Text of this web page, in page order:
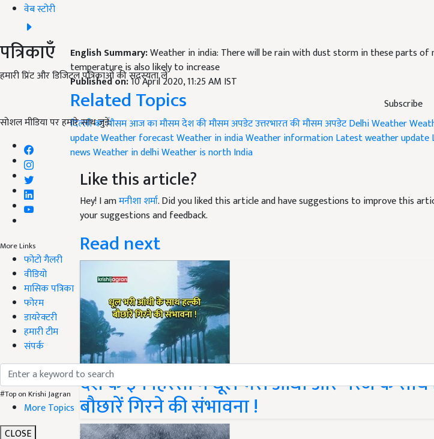
वेब स्टोरी
पत्रिकाएँ
हमारी प्रिंट और डिजिटल पत्रिकाओं की सदस्यता लें
Subscribe
सोशल मीडिया पर हमारे साथ जुड़ें:
More Links
फोटो गैलरी
वीडियो
मासिक पत्रिका
फोरम
डायरेक्टरी
हमारी टीम
संपर्क
#Top on Krishi Jagran
More Topics
CLOSE
English Summary:Weather in india: There will be rain with dust storm in these parts of
temperature is also likely to increase
Published on:10 April 2020, 11:25 AM IST
Related Topics
दिल्ली का मौसमआज का मौसमदेश की मौसम अपडेटउत्तरभारत की मौसम अपडेटDelhi Weather
updateWeather forecastWeather in indiaWeather informationLatest weather update
newsWeather in delhiWeather is north India
Like this article?
Hey! I amमनीशा शर्मा. Did you liked this article and have suggestions to improve this
your suggestions and feedback.
Read next
देश के इन हिस्सों में धूल भरी आंधी और गरज के साथ
बौछारें गिरने की संभावना !